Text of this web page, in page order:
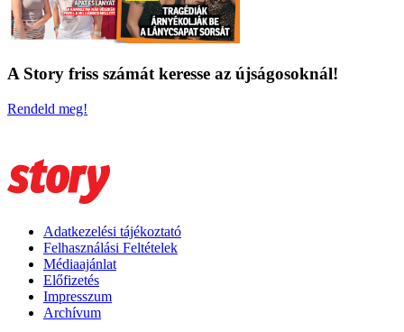
A Story friss számát keresse az újságosoknál!
Rendeld meg!
Adatkezelési tájékoztató
Felhasználási Feltételek
Médiaajánlat
Előfizetés
Impresszum
Archívum